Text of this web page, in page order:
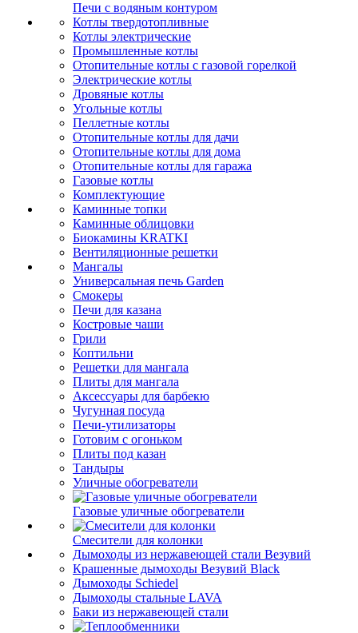
Печи с водяным контуром
Котлы твердотопливные
Котлы электрические
Промышленные котлы
Отопительные котлы с газовой горелкой
Электрические котлы
Дровяные котлы
Угольные котлы
Пеллетные котлы
Отопительные котлы для дачи
Отопительные котлы для дома
Отопительные котлы для гаража
Газовые котлы
Комплектующие
Каминные топки
Каминные облицовки
Биокамины KRATKI
Вентиляционные решетки
Мангалы
Универсальная печь Garden
Смокеры
Печи для казана
Костровые чаши
Грили
Коптильни
Решетки для мангала
Плиты для мангала
Аксессуары для барбекю
Чугунная посуда
Печи-утилизаторы
Готовим с огоньком
Плиты под казан
Тандыры
Уличные обогреватели
Газовые уличные обогреватели
Смесители для колонки
Дымоходы из нержавеющей стали Везувий
Крашенные дымоходы Везувий Black
Дымоходы Schiedel
Дымоходы стальные LAVA
Баки из нержавеющей стали